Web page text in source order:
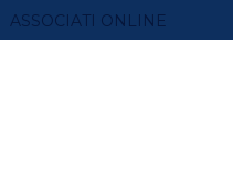
ASSOCIATI ONLINE